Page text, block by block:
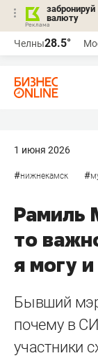
забронируй
валюту
Челны28.5°
1 июня 2026
#нижнекамск #
Рамиль
то
я могу
Бывший
почему в
участники